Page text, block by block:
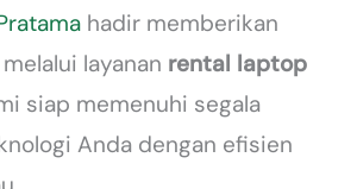
hadir memberikan
layanan rental laptop
siap memenuhi segala
Anda dengan efisien